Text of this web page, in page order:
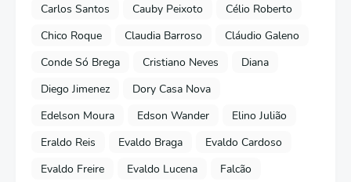
Carlos Santos
Cauby Peixoto
Célio Roberto
Chico Roque
Claudia Barroso
Cláudio Galeno
Conde Só Brega
Cristiano Neves
Diana
Diego Jimenez
Dory Casa Nova
Edelson Moura
Edson Wander
Elino Julião
Eraldo Reis
Evaldo Braga
Evaldo Cardoso
Evaldo Freire
Evaldo Lucena
Falcão